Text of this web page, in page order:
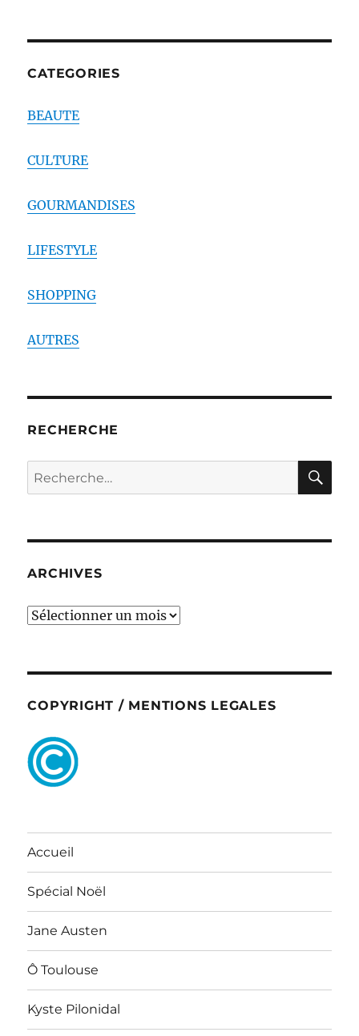
CATEGORIES
BEAUTE
CULTURE
GOURMANDISES
LIFESTYLE
SHOPPING
AUTRES
RECHERCHE
Recherche
pour :
ARCHIVES
ARCHIVES
COPYRIGHT / MENTIONS LEGALES
Accueil
Spécial Noël
Jane Austen
Ô Toulouse
Kyste Pilonidal